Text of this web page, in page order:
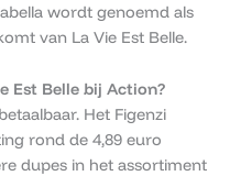
wordt genoemd als
van La Vie Est Belle.
Est Belle bij Action?
Het Figenzi
rond de 4,89 euro
dupes in het assortiment